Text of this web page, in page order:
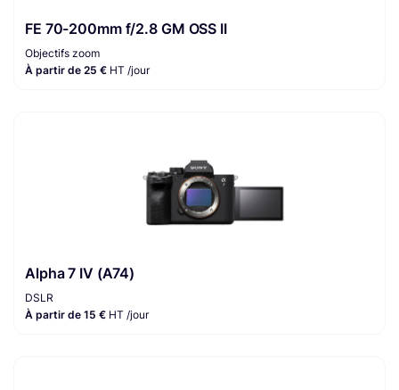
FE 70-200mm f/2.8 GM OSS II
Objectifs zoom
À partir de 25 € HT /jour
Alpha 7 IV (A74)
DSLR
À partir de 15 € HT /jour